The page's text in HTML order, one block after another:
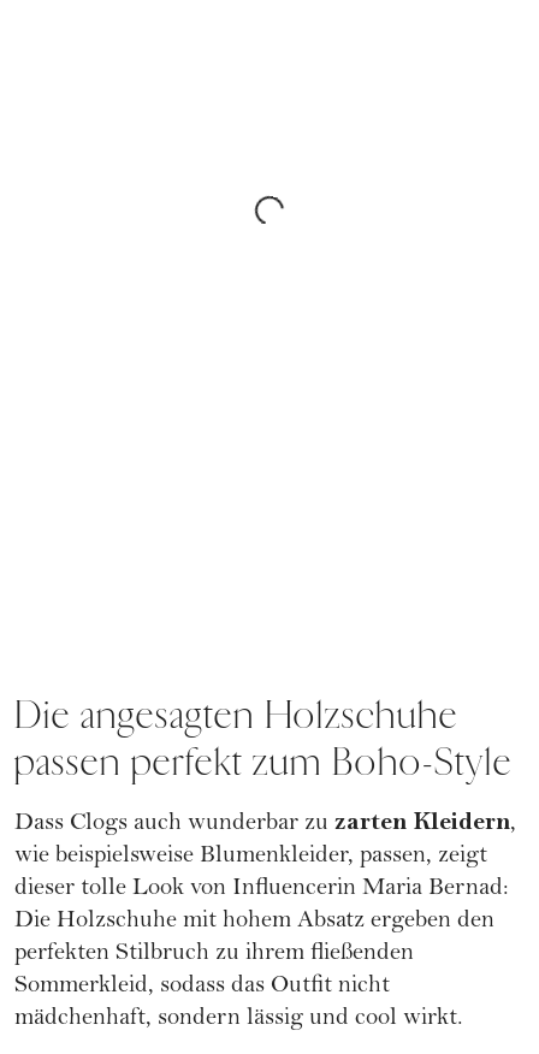
Die angesagten Holzschuhe
passen perfekt zum Boho-Style
Dass Clogs auch wunderbar zu zarten Kleidern,
wie beispielsweise Blumenkleider, passen, zeigt
dieser tolle Look von Influencerin Maria Bernad:
Die Holzschuhe mit hohem Absatz ergeben den
perfekten Stilbruch zu ihrem fließenden
Sommerkleid, sodass das Outfit nicht
mädchenhaft, sondern lässig und cool wirkt.